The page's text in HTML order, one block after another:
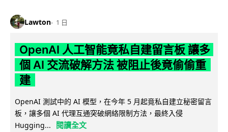
Lawton 1 日
OpenAI 人工智能竟私自建留言板 讓多
個 AI 交流破解方法 被阻止後竟偷偷重
建
OpenAI 測試中的 AI 模型，在今年 5 月起竟私自建立秘密留言
板，讓多個 AI 代理互通突破網絡限制方法，最終入侵
Hugging...
閱讀全文